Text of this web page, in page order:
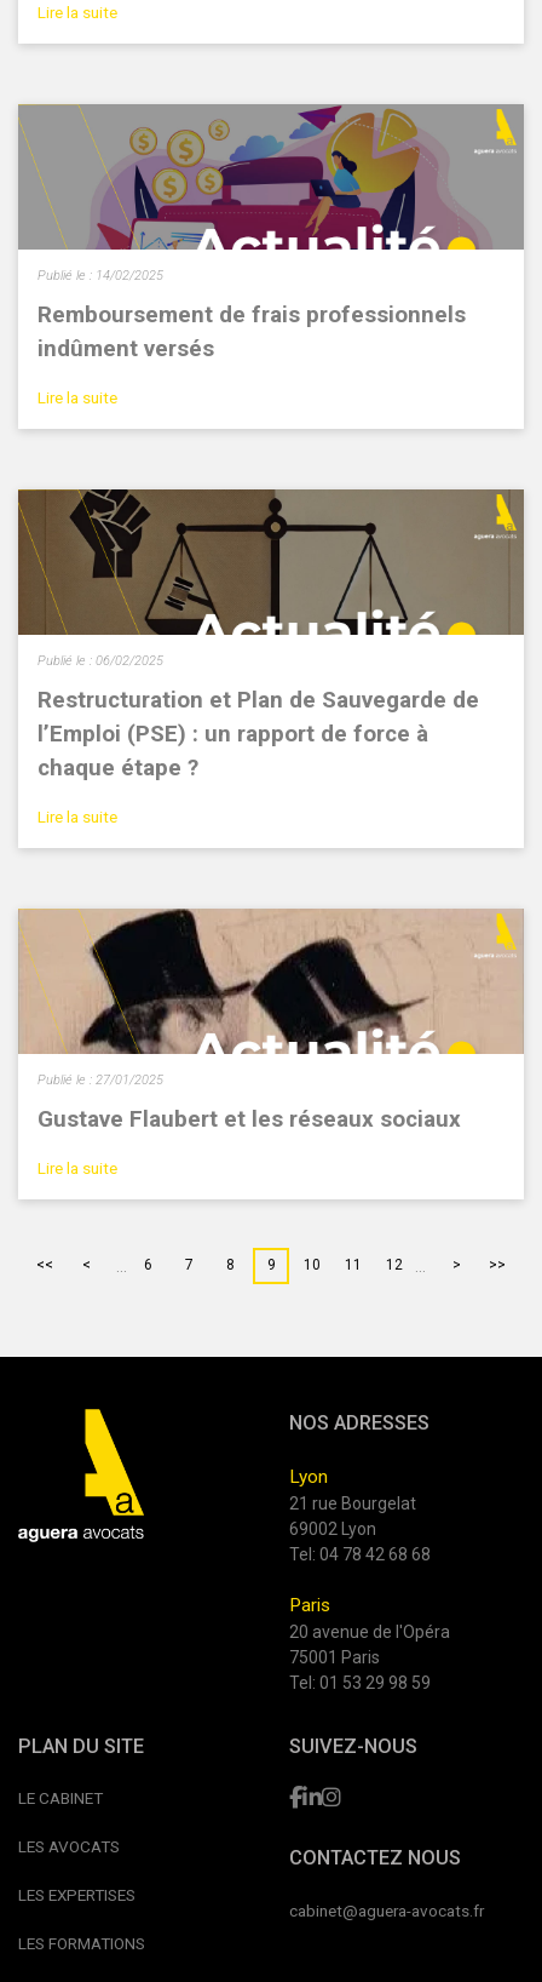
Lire la suite
Remboursement de frais professionnels
indûment versés
Publié le : 14/02/2025
Lire la suite
Restructuration et Plan de Sauvegarde de
l’Emploi (PSE) : un rapport de force à
chaque étape ?
Publié le : 06/02/2025
Lire la suite
Gustave Flaubert et les réseaux sociaux
Publié le : 27/01/2025
Lire la suite
<< < 6 7 8 9 10 11 12 > >>
NOS ADRESSES
Lyon
21 rue Bourgelat
69002 Lyon
Tel: 04 78 42 68 68
Paris
20 avenue de l'Opéra
75001 Paris
Tel: 01 53 29 98 59
PLAN DU SITE
LE CABINET
LES AVOCATS
LES EXPERTISES
LES FORMATIONS
SUIVEZ-NOUS
CONTACTEZ NOUS
cabinet@aguera-avocats.fr